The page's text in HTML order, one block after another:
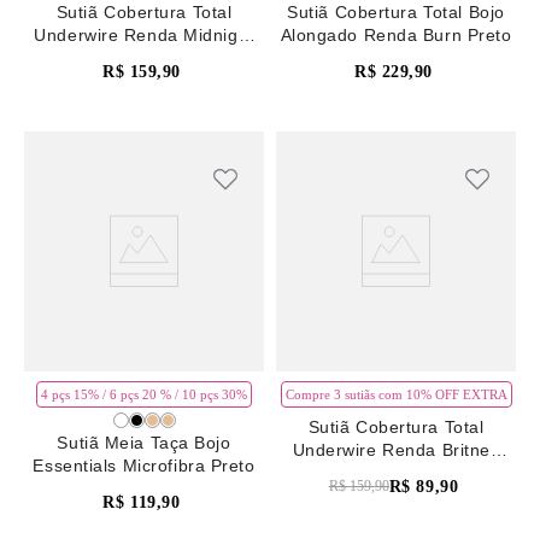
Sutiã Cobertura Total
Underwire Renda Midnight
R$ 159,90
Sutiã Cobertura Total Bojo
Alongado Renda Burn Preto
R$ 229,90
4 pçs 15% / 6 pçs 20 % / 10 pçs 30%
Sutiã Meia Taça Bojo
Essentials Microfibra Preto
R$ 119,90
Compre 3 sutiãs com 10% OFF EXTRA
Sutiã Cobertura Total
Underwire Renda Britney
R$ 159,90R$ 89,90